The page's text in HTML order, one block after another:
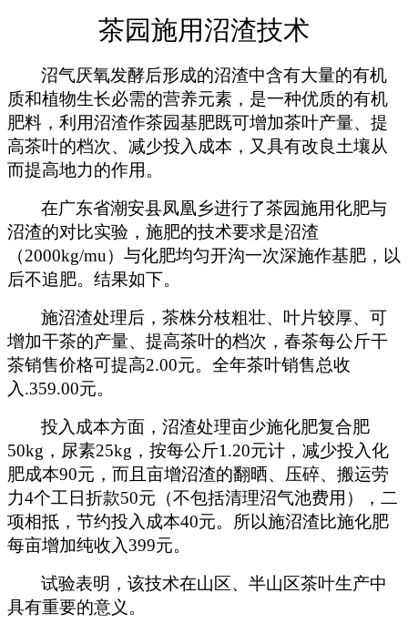
茶园施用沼渣技术
沼气厌氧发酵后形成的沼渣中含有大量的有机
质和植物生长必需的营养元素，是一种优质的有机
肥料，利用沼渣作茶园基肥既可增加茶叶产量、提
高茶叶的档次、减少投入成本，又具有改良土壤从
而提高地力的作用。
在广东省潮安县凤凰乡进行了茶园施用化肥与
沼渣的对比实验，施肥的技术要求是沼渣
（2000kg/mu）与化肥均匀开沟一次深施作基肥，以
后不追肥。结果如下。
施沼渣处理后，茶株分枝粗壮、叶片较厚、可
增加干茶的产量、提高茶叶的档次，春茶每公斤干
茶销售价格可提高2.00元。全年茶叶销售总收
入.359.00元。
投入成本方面，沼渣处理亩少施化肥复合肥
50kg，尿素25kg，按每公斤1.20元计，减少投入化
肥成本90元，而且亩增沼渣的翻晒、压碎、搬运劳
力4个工日折款50元（不包括清理沼气池费用），二
项相抵，节约投入成本40元。所以施沼渣比施化肥
每亩增加纯收入399元。
试验表明，该技术在山区、半山区茶叶生产中
具有重要的意义。